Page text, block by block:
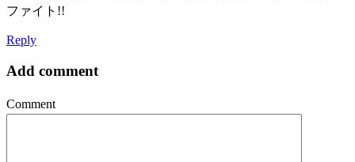
ファイト!!
Reply
Add comment
Comment